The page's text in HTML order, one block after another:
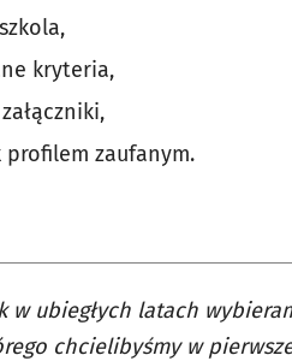
kryteria,
zaufanym.
w ubiegłych latach
chcielibyśmy w